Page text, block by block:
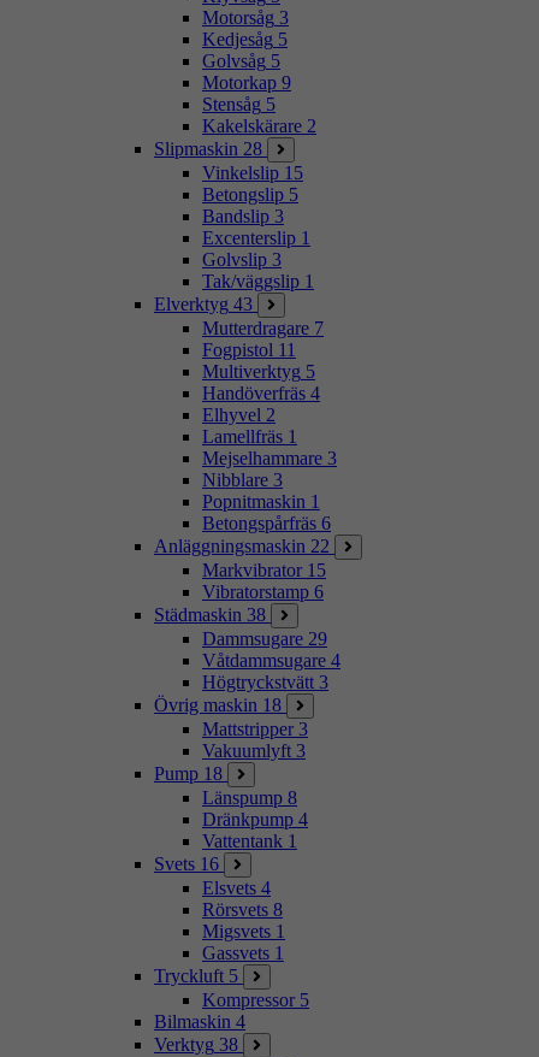
Motorsåg 3
Kedjesåg 5
Golvsåg 5
Motorkap 9
Stensåg 5
Kakelskärare 2
Slipmaskin 28
Vinkelslip 15
Betongslip 5
Bandslip 3
Excenterslip 1
Golvslip 3
Tak/väggslip 1
Elverktyg 43
Mutterdragare 7
Fogpistol 11
Multiverktyg 5
Handöverfräs 4
Elhyvel 2
Lamellfräs 1
Mejselhammare 3
Nibblare 3
Popnitmaskin 1
Betongspårfräs 6
Anläggningsmaskin 22
Markvibrator 15
Vibratorstamp 6
Städmaskin 38
Dammsugare 29
Våtdammsugare 4
Högtryckstvätt 3
Övrig maskin 18
Mattstripper 3
Vakuumlyft 3
Pump 18
Länspump 8
Dränkpump 4
Vattentank 1
Svets 16
Elsvets 4
Rörsvets 8
Migsvets 1
Gassvets 1
Tryckluft 5
Kompressor 5
Bilmaskin 4
Verktyg 38